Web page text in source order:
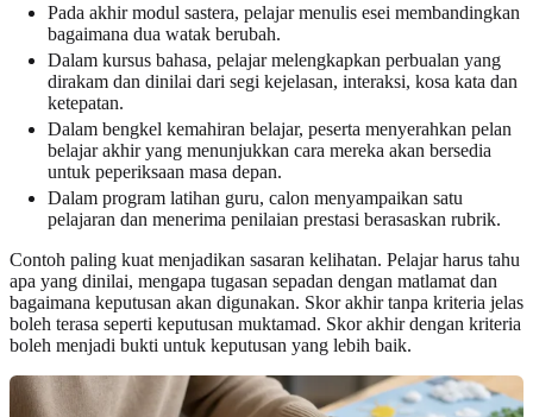
Pada akhir modul sastera, pelajar menulis esei membandingkan
bagaimana dua watak berubah.
Dalam kursus bahasa, pelajar melengkapkan perbualan yang
dirakam dan dinilai dari segi kejelasan, interaksi, kosa kata dan
ketepatan.
Dalam bengkel kemahiran belajar, peserta menyerahkan pelan
belajar akhir yang menunjukkan cara mereka akan bersedia
untuk peperiksaan masa depan.
Dalam program latihan guru, calon menyampaikan satu
pelajaran dan menerima penilaian prestasi berasaskan rubrik.
Contoh paling kuat menjadikan sasaran kelihatan. Pelajar harus tahu
apa yang dinilai, mengapa tugasan sepadan dengan matlamat dan
bagaimana keputusan akan digunakan. Skor akhir tanpa kriteria jelas
boleh terasa seperti keputusan muktamad. Skor akhir dengan kriteria
boleh menjadi bukti untuk keputusan yang lebih baik.